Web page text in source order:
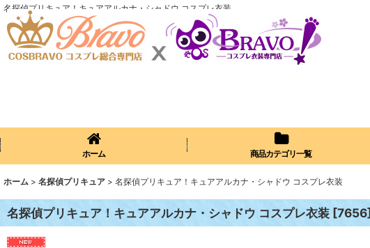
名探偵プリキュア！キュアアルカナ・シャドウ コスプレ衣装
ホーム 商品カテゴリ一覧
ホーム > 名探偵プリキュア > 名探偵プリキュア！キュアアルカナ・シャドウ コスプレ衣装
名探偵プリキュア！キュアアルカナ・シャドウ コスプレ衣装 [7656]